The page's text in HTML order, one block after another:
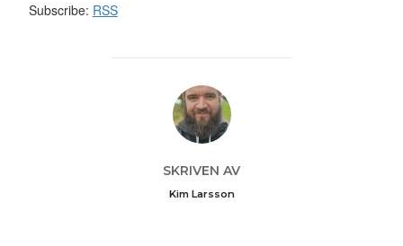
Subscribe: RSS
INLÄGGSFÖRFATTARE
SKRIVEN AV
Kim Larsson